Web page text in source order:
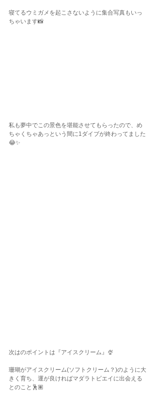
寝てるウミガメを起こさないように集合写真もいっ
ちゃいます📸
私も夢中でこの景色を堪能させてもらったので、め
ちゃくちゃあっという間に1ダイブが終わってました
😂✨
次はのポイントは『アイスクリーム』🍨
珊瑚がアイスクリーム(ソフトクリーム？)のように大
きく育ち、運が良ければマダラトビエイに出会える
とのこと🕺🏽